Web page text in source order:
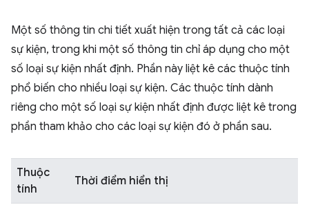
Một số thông tin chi tiết xuất hiện trong tất cả các loại
sự kiện, trong khi một số thông tin chỉ áp dụng cho một
số loại sự kiện nhất định. Phần này liệt kê các thuộc tính
phổ biến cho nhiều loại sự kiện. Các thuộc tính dành
riêng cho một số loại sự kiện nhất định được liệt kê trong
phần tham khảo cho các loại sự kiện đó ở phần sau.
Thuộc
tính
Thời điểm hiển thị